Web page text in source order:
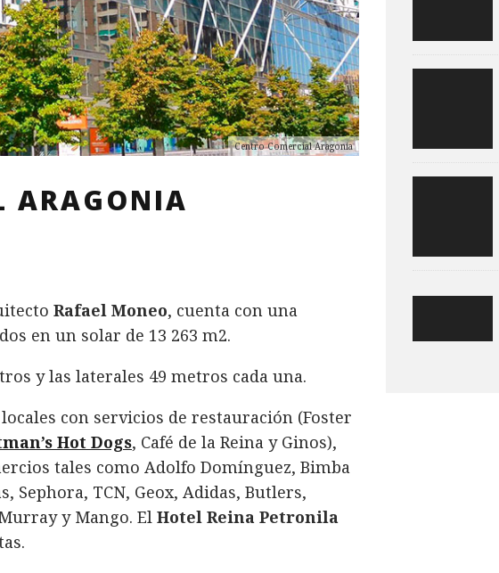
Centro Comercial Aragonia
ARAGONIA
Rafael Moneo, cuenta con una
en un solar de 13 263 m2.
y las laterales 49 metros cada una.
con servicios de restauración (Foster
Hot Dogs, Café de la Reina y Ginos),
tales como Adolfo Domínguez, Bimba
TCN, Geox, Adidas, Butlers,
y Mango. El Hotel Reina Petronila